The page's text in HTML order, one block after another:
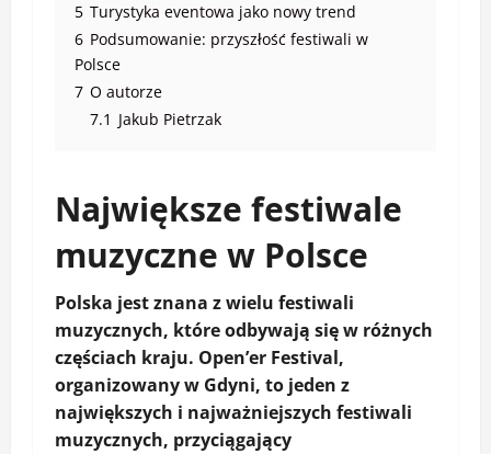
5 Turystyka eventowa jako nowy trend
6 Podsumowanie: przyszłość festiwali w
Polsce
7 O autorze
7.1 Jakub Pietrzak
Największe festiwale
muzyczne w Polsce
Polska jest znana z wielu festiwali
muzycznych, które odbywają się w różnych
częściach kraju. Open’er Festival,
organizowany w Gdyni, to jeden z
największych i najważniejszych festiwali
muzycznych, przyciągający